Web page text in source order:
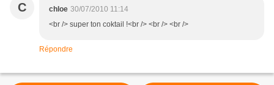
C chloe 30/07/2010 11:14
<br /> super ton coktail !<br /> <br /> <br />
Répondre